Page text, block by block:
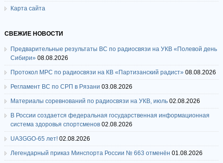
Карта сайта
СВЕЖИЕ НОВОСТИ
Предварительные результаты ВС по радиосвязи на УКВ «Полевой день
Сибири» 08.08.2026
Протокол МРС по радиосвязи на КВ «Партизанский радист» 08.08.2026
Регламент ВС по СРП в Рязани 03.08.2026
Материалы соревнований по радиосвязи на УКВ, июль 02.08.2026
В России создается федеральная государственная информационная
система здоровья спортсменов 02.08.2026
UA3GGO-65 лет! 02.08.2026
Легендарный приказ Минспорта России № 663 отменён 01.08.2026